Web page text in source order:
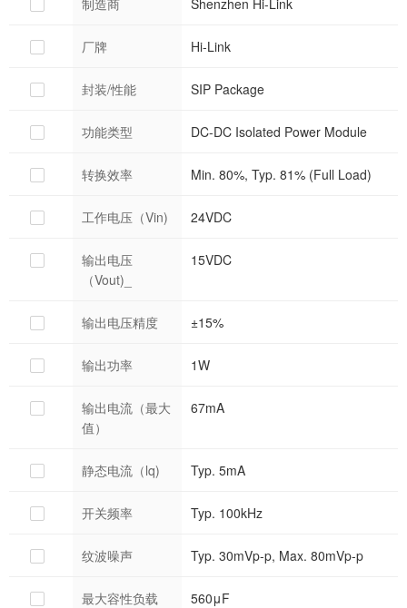
厂牌 Hi-Link
封装/性能 SIP Package
功能类型 DC-DC Isolated Power Module
转换效率 Min. 80%, Typ. 81% (Full Load)
工作电压（Vin) 24VDC
输出电压
（Vout)_
15VDC
输出电压精度 ±15%
输出功率 1W
输出电流（最大
值）
67mA
静态电流（lq) Typ. 5mA
开关频率 Typ. 100kHz
纹波噪声 Typ. 30mVp-p, Max. 80mVp-p
最大容性负载 560μF